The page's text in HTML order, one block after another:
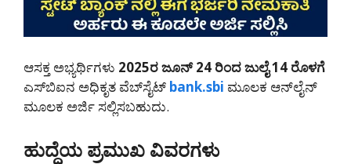
ಆಸಕ್ತ ಅಭ್ಯರ್ಥಿಗಳು 2025ರ ಜೂನ್ 24 ರಿಂದ ಜುಲೈ 14 ರೊಳಗೆ
ಎಸ್‌ಬಿಐನ ಅಧಿಕೃತ ವೆಬ್‌ಸೈಟ್ bank.sbi ಮೂಲಕ ಆನ್‌ಲೈನ್
ಮೂಲಕ ಅರ್ಜಿ ಸಲ್ಲಿಸಬಹುದು.
ಹುದ್ದೆಯ ಪ್ರಮುಖ ವಿವರಗಳು